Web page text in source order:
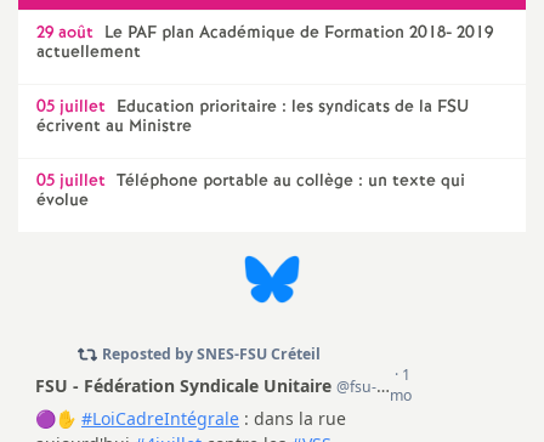
o
n
a
e
s
29 août Le PAF plan Académique de Formation 2018- 2019
actuellement
05 juillet Education prioritaire : les syndicats de la FSU
écrivent au Ministre
05 juillet Téléphone portable au collège : un texte qui
évolue